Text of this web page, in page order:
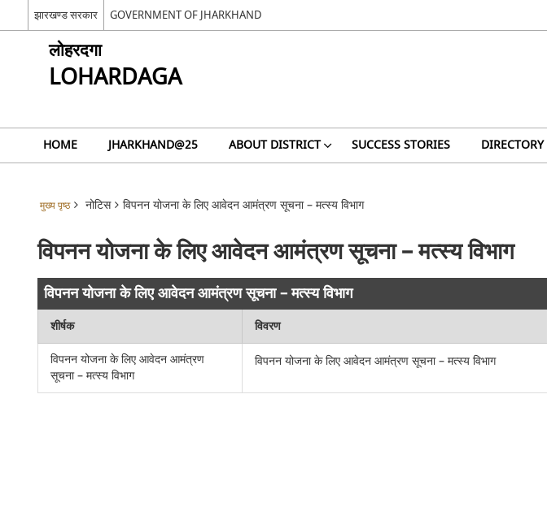
झारखण्ड सरकार GOVERNMENT OF JHARKHAND
लोहरदगा
LOHARDAGA
HOME JHARKHAND@25 ABOUT DISTRICT SUCCESS STORIES DIRECTORY
मुख्य पृष्ठ नोटिस विपनन योजना के लिए आवेदन आमंत्रण सूचना – मत्स्य विभाग
विपनन योजना के लिए आवेदन आमंत्रण सूचना – मत्स्य विभाग
विपनन योजना के लिए आवेदन आमंत्रण सूचना – मत्स्य विभाग
शीर्षक विवरण
विपनन योजना के लिए आवेदन आमंत्रण
सूचना – मत्स्य विभाग
विपनन योजना के लिए आवेदन आमंत्रण सूचना – मत्स्य विभाग